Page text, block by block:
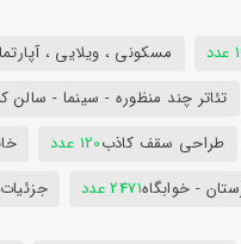
مسکونی ، ویلایی ،
تئاتر چند منظوره - سینما -
طراحی سقف کاذب120 عدد
- خوابگاه2471 عدد